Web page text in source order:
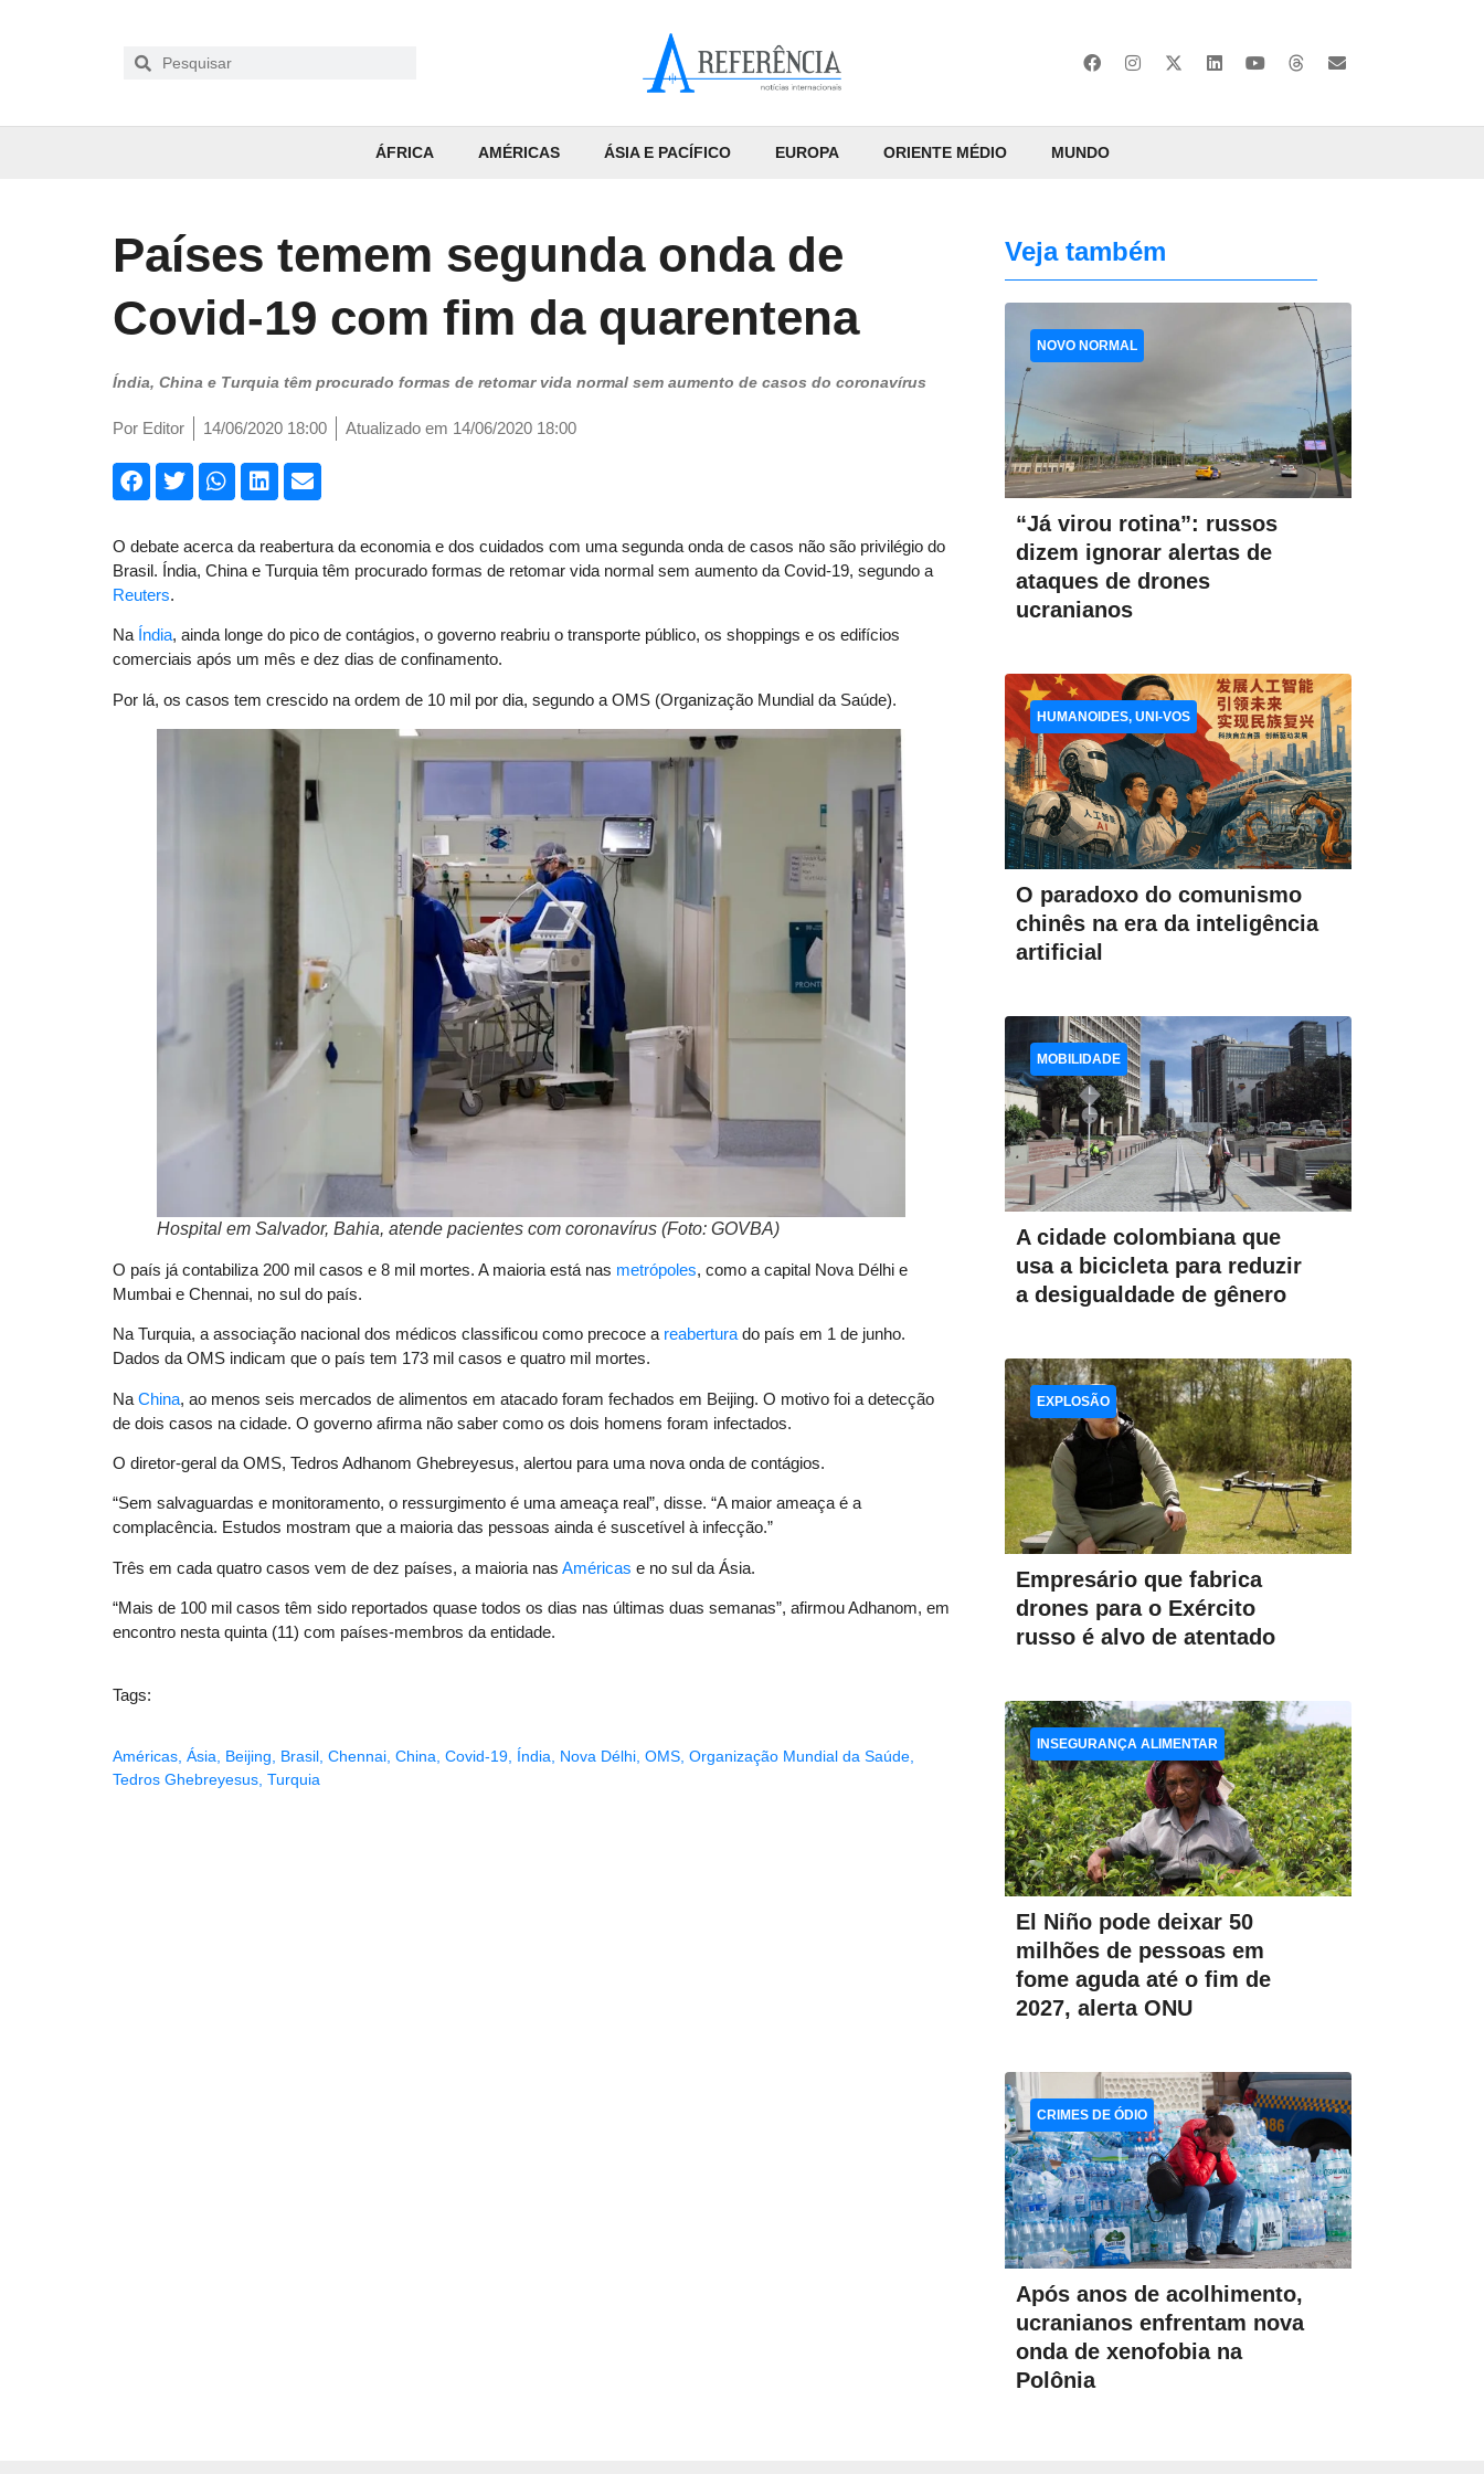
ÁFRICA AMÉRICAS ÁSIA E PACÍFICO EUROPA ORIENTE MÉDIO MUNDO
Países temem segunda onda de
Covid-19 com fim da quarentena
Índia, China e Turquia têm procurado formas de retomar vida normal sem aumento de casos do coronavírus
Por Editor 14/06/2020 18:00 Atualizado em 14/06/2020 18:00
O debate acerca da reabertura da economia e dos cuidados com uma segunda onda de casos não são privilégio do
Brasil. Índia, China e Turquia têm procurado formas de retomar vida normal sem aumento da Covid-19, segundo a
Reuters.
Na Índia, ainda longe do pico de contágios, o governo reabriu o transporte público, os shoppings e os edifícios
comerciais após um mês e dez dias de confinamento.
Por lá, os casos tem crescido na ordem de 10 mil por dia, segundo a OMS (Organização Mundial da Saúde).
Hospital em Salvador, Bahia, atende pacientes com coronavírus (Foto: GOVBA)
O país já contabiliza 200 mil casos e 8 mil mortes. A maioria está nas metrópoles, como a capital Nova Délhi e
Mumbai e Chennai, no sul do país.
Na Turquia, a associação nacional dos médicos classificou como precoce a reabertura do país em 1 de junho.
Dados da OMS indicam que o país tem 173 mil casos e quatro mil mortes.
Na China, ao menos seis mercados de alimentos em atacado foram fechados em Beijing. O motivo foi a detecção
de dois casos na cidade. O governo afirma não saber como os dois homens foram infectados.
O diretor-geral da OMS, Tedros Adhanom Ghebreyesus, alertou para uma nova onda de contágios.
“Sem salvaguardas e monitoramento, o ressurgimento é uma ameaça real”, disse. “A maior ameaça é a
complacência. Estudos mostram que a maioria das pessoas ainda é suscetível à infecção.”
Três em cada quatro casos vem de dez países, a maioria nas Américas e no sul da Ásia.
“Mais de 100 mil casos têm sido reportados quase todos os dias nas últimas duas semanas”, afirmou Adhanom, em
encontro nesta quinta (11) com países-membros da entidade.
Tags:
Américas Ásia Beijing Brasil Chennai China Covid-19 Índia Nova Délhi OMS Organização Mundial da Saúde
Tedros Ghebreyesus Turquia
Veja também
“Já virou rotina”: russos
dizem ignorar alertas de
ataques de drones
ucranianos
NOVO NORMAL
O paradoxo do comunismo
chinês na era da inteligência
artificial
HUMANOIDES, UNI-VOS
A cidade colombiana que
usa a bicicleta para reduzir
a desigualdade de gênero
MOBILIDADE
Empresário que fabrica
drones para o Exército
russo é alvo de atentado
EXPLOSÃO
El Niño pode deixar 50
milhões de pessoas em
fome aguda até o fim de
2027, alerta ONU
INSEGURANÇA ALIMENTAR
Após anos de acolhimento,
ucranianos enfrentam nova
onda de xenofobia na
Polônia
CRIMES DE ÓDIO